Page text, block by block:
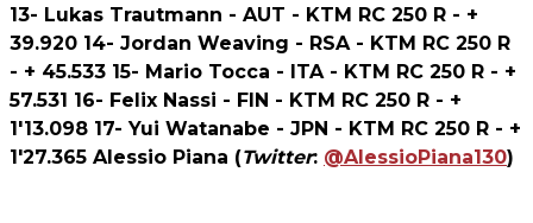
13- Lukas Trautmann - AUT - KTM RC 250 R - +
39.920 14- Jordan Weaving - RSA - KTM RC 250 R
- + 45.533 15- Mario Tocca - ITA - KTM RC 250 R - +
57.531 16- Felix Nassi - FIN - KTM RC 250 R - +
1'13.098 17- Yui Watanabe - JPN - KTM RC 250 R - +
1'27.365 Alessio Piana (Twitter: @AlessioPiana130)